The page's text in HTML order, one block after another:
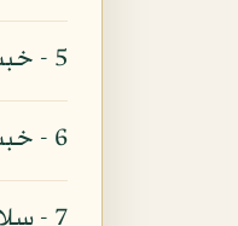
5 - خبت وعرعر موضعان.
6 - خبت وعرعر موضعان.